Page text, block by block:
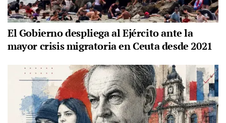
El Gobierno despliega al Ejército ante la
mayor crisis migratoria en Ceuta desde 2021